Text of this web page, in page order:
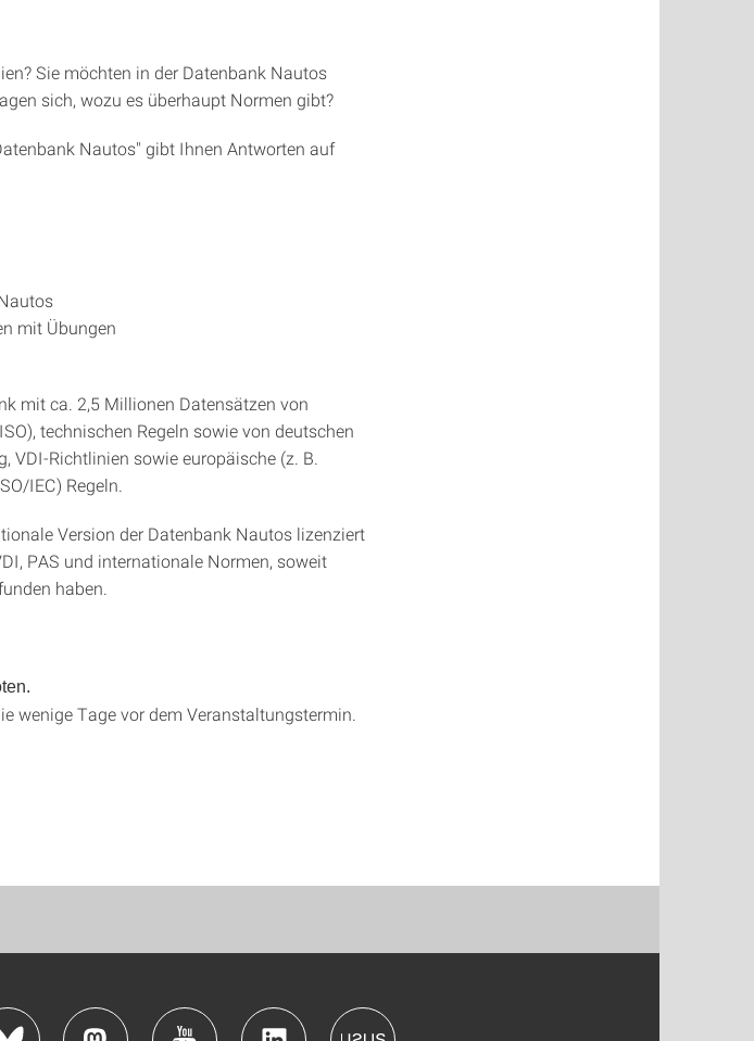
Sie möchten in der Datenbank Nautos
sich, wozu es überhaupt Normen gibt?
Nautos" gibt Ihnen Antworten auf
mit Übungen
mit ca. 2,5 Millionen Datensätzen von
technischen Regeln sowie von deutschen
VDI-Richtlinien sowie europäische (z. B.
IEC) Regeln.
Version der Datenbank Nautos lizenziert
PAS und internationale Normen, soweit
haben.
wenige Tage vor dem Veranstaltungstermin.